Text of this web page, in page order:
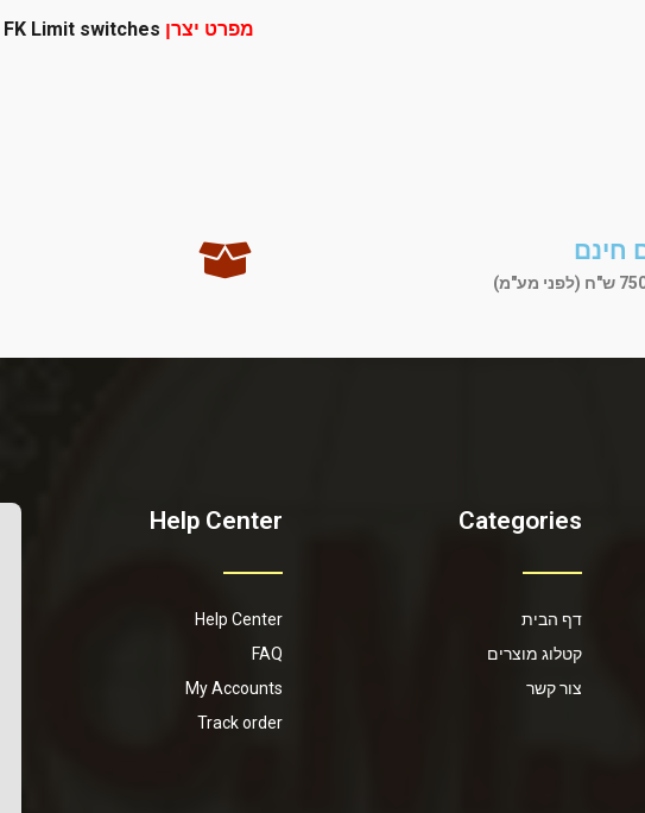
מפרט יצרן FK Limit switches
חינם
Categories
דף הבית
קטלוג מוצרים
צור קשר
Help Center
Help Center
FAQ
My Accounts
Track order